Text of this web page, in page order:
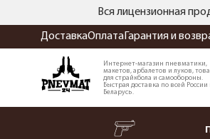
Вся лицензионная
ДоставкаОплата Гарантия и
Интернет-магазин пневматики,
макетов, арбалетов и луков,
для страйкбола и самообороны.
Быстрая доставка по всей России
Беларусь.